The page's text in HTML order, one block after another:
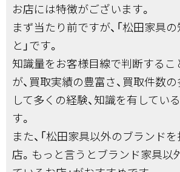
お店には特徴がございます。
まず当たり前ですが、「松田家具
と」です。
知識量をお客様目線で判断するこ
が、買取実績の豊富さ、買取件数
して多くの経験、知識を有してい
す。
また、「松田家具以外のブランド
店。もっと言うとブランド家具以